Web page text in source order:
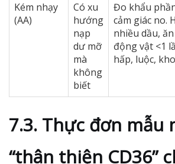
Kém nhạy
(AA)
Có xu
hướng
nạp
dư mỡ
mà
không
biết
Đo khẩu
cảm giác no.
nhiều dầu,
động vật <1
hấp, luộc,
7.3. Thực đơn mẫu
“thân thiện CD36”